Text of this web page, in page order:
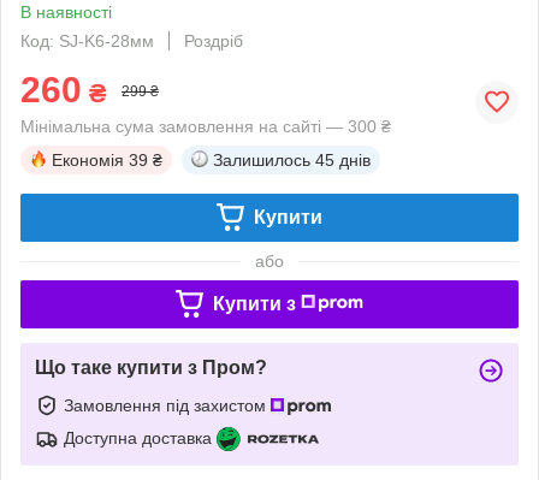
В наявності
Код: SJ-K6-28мм
Роздріб
260 ₴ 299 ₴
Мінімальна сума замовлення на сайті — 300 ₴
Економія 39 ₴ Залишилось 45 днів
Купити
або
Купити з
Що таке купити з Пром?
Замовлення під захистом
Доступна доставка